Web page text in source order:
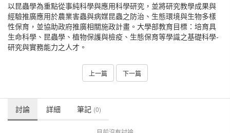
以昆蟲學為重點從事純科學與應用科學研究，並將研究教學成果與
經驗推廣應用於農業害蟲­與病媒昆蟲之防治、生態環境與生物多樣
性保育，並協助政府推廣相關施政計畫。大學部教育目標：培育具
生命科學、昆蟲學、植物保護與檢疫、生態保育等學識之基礎科學­
研究與實務能力之人才。
上一篇 下一篇
討論 詳細 筆記 (0)